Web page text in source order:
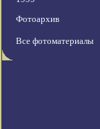
Фотоархив
Все фотоматериалы